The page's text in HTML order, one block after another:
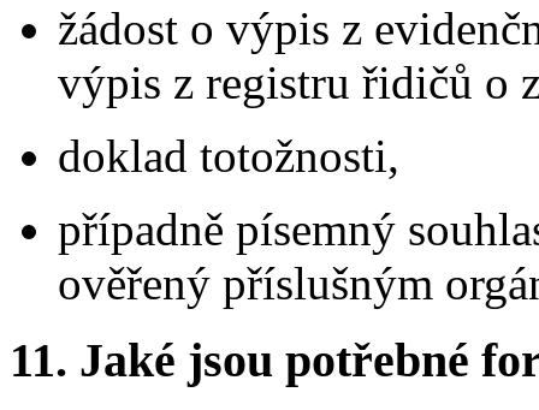
žádost o výpis z
výpis z registru řidičů o
doklad totožnosti,
případně písemný
ověřený příslušným
11. Jaké jsou potřebné